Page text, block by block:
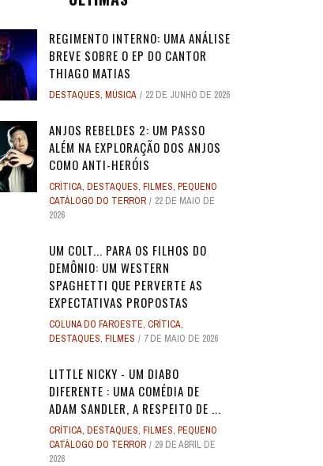
REGIMENTO INTERNO: UMA ANÁLISE
BREVE SOBRE O EP DO CANTOR
THIAGO MATIAS
DESTAQUES, MÚSICA 22 DE JUNHO DE 2026
ANJOS REBELDES 2: UM PASSO
ALÉM NA EXPLORAÇÃO DOS ANJOS
COMO ANTI-HERÓIS
CRÍTICA, DESTAQUES, FILMES, PEQUENO
CATÁLOGO DO TERROR
22 DE MAIO DE
2026
UM COLT... PARA OS FILHOS DO
DEMÔNIO: UM WESTERN
SPAGHETTI QUE PERVERTE AS
EXPECTATIVAS PROPOSTAS
COLUNA DO FAROESTE, CRÍTICA,
DESTAQUES, FILMES 7 DE MAIO DE 2026
LITTLE NICKY - UM DIABO
DIFERENTE : UMA COMÉDIA DE
ADAM SANDLER, A RESPEITO DE ...
CRÍTICA, DESTAQUES, FILMES, PEQUENO
CATÁLOGO DO TERROR
29 DE ABRIL DE
2026